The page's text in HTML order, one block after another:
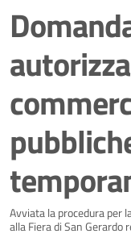
Dettagli
Avviata la procedura per
alla Fiera di San Gerardo